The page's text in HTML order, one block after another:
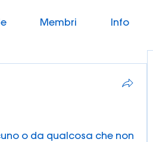
Membri Info
o da qualcosa che non